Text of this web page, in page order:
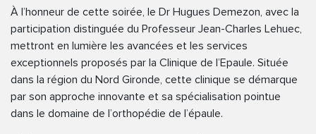
À l’honneur de cette soirée, le Dr Hugues Demezon, avec la
participation distinguée du Professeur Jean-Charles Lehuec,
mettront en lumière les avancées et les services
exceptionnels proposés par la Clinique de l’Epaule. Située
dans la région du Nord Gironde, cette clinique se démarque
par son approche innovante et sa spécialisation pointue
dans le domaine de l’orthopédie de l’épaule.